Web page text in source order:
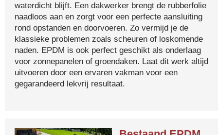
waterdicht blijft. Een dakwerker brengt de rubberfolie
naadloos aan en zorgt voor een perfecte aansluiting
rond opstanden en doorvoeren. Zo vermijd je de
klassieke problemen zoals scheuren of loskomende
naden. EPDM is ook perfect geschikt als onderlaag
voor zonnepanelen of groendaken. Laat dit werk altijd
uitvoeren door een ervaren vakman voor een
gegarandeerd lekvrij resultaat.